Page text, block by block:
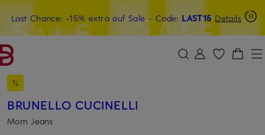
ZUM HAUPTINHALT ÜBERSPRINGEN ZUM SUCHFELD ÜBERSPRINGEN
Last Chance: -15% extra auf Sale- Code: LAST15 Details
20€-Willkommensgutschein mit Beyond sichern
BRUNELLO CUCINELLI
Mom Jeans